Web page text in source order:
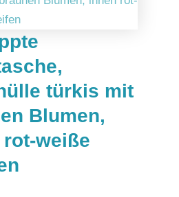
türkis mit
Blumen,
weiße